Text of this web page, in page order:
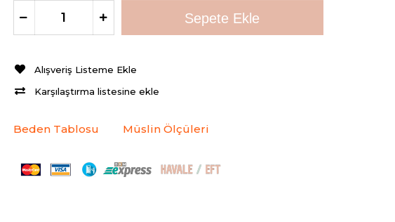
Alışveriş Listeme Ekle
Karşılaştırma listesine ekle
Beden Tablosu Müslin Ölçüleri